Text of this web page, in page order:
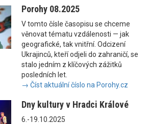
Porohy 08.2025
V tomto čísle časopisu se chceme
věnovat tématu vzdálenosti — jak
geografické, tak vnitřní. Odcizení
Ukrajinců, kteří odjeli do zahraničí, se
stalo jedním z klíčových zážitků
posledních let.
→ Číst aktuální číslo na Porohy.cz
Dny kultury v Hradci Králové
6.-19.10.2025